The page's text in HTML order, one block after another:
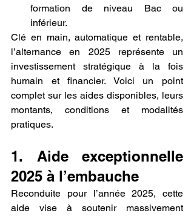
formation de niveau Bac ou
inférieur.
Clé en main, automatique et rentable,
l’alternance en 2025 représente un
investissement stratégique à la fois
humain et financier. Voici un point
complet sur les aides disponibles, leurs
montants, conditions et modalités
pratiques.
1. Aide exceptionnelle
2025 à l’embauche
Reconduite pour l’année 2025, cette
aide vise à soutenir massivement